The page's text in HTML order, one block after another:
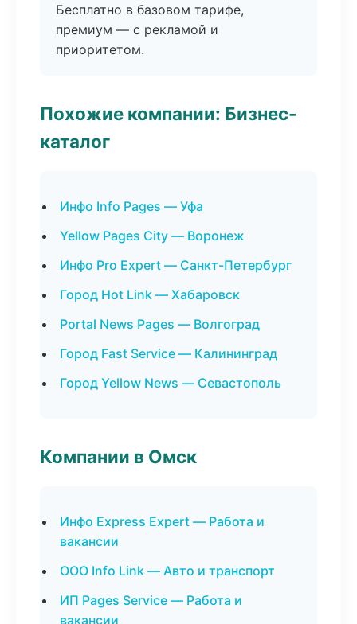
Бесплатно в базовом тарифе,
премиум — с рекламой и
приоритетом.
Похожие компании: Бизнес-
каталог
Инфо Info Pages — Уфа
Yellow Pages City — Воронеж
Инфо Pro Expert — Санкт-Петербург
Город Hot Link — Хабаровск
Portal News Pages — Волгоград
Город Fast Service — Калининград
Город Yellow News — Севастополь
Компании в Омск
Инфо Express Expert — Работа и
вакансии
ООО Info Link — Авто и транспорт
ИП Pages Service — Работа и
вакансии